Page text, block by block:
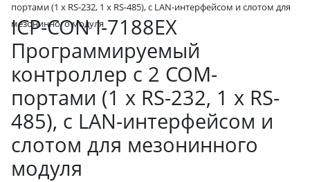
портами (1 x RS-232, 1 x RS-485), c LAN-интерфейсом и слотом для
мезонинного модуля
ICP-CON I-7188EX
Программируемый
контроллер с 2 COM-
портами (1 x RS-232, 1 x RS-
485), c LAN-интерфейсом и
слотом для мезонинного
модуля